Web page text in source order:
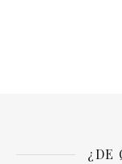
¿DE